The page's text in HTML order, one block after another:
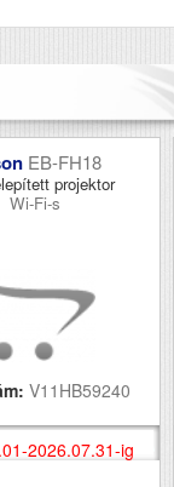
EB-FH18
projektor
Wi-Fi-s
V11HB59240
2026.07.31-ig